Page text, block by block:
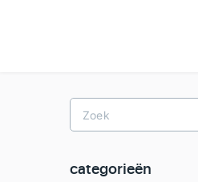
categorieën